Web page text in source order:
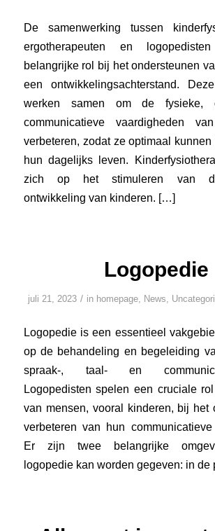
De samenwerking tussen
ergotherapeuten en
belangrijke rol bij het ondersteunen
een ontwikkelingsachterstand.
werken samen om de fysieke,
communicatieve vaardigheden
verbeteren, zodat ze optimaal
hun dagelijks leven.
zich op het stimuleren van
ontwikkeling van kinderen. […]
Logopedie
juli 21, 2023 / in homepage News
Logopedie is een essentieel
op de behandeling en begeleiding
spraak-, taal- en
Logopedisten spelen een cruciale
van mensen, vooral kinderen, bij het
verbeteren van hun
Er zijn twee belangrijke
logopedie kan worden gegeven: in